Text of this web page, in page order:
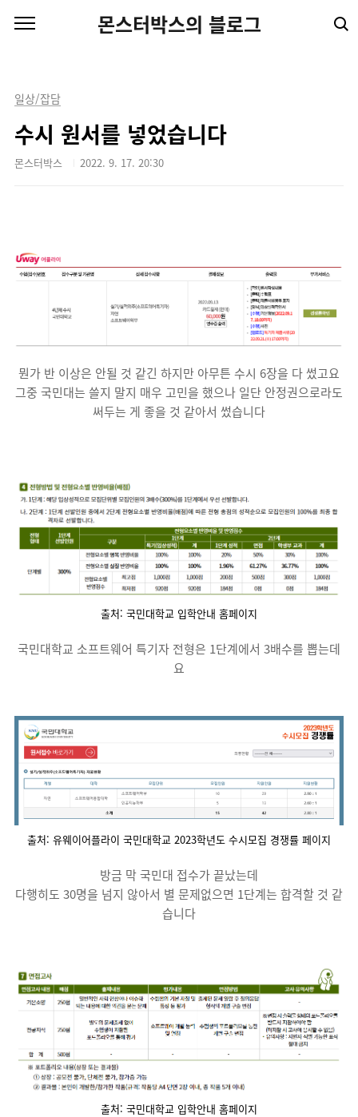
몬스터박스의 블로그
일상/잡담
수시 원서를 넣었습니다
몬스터박스 2022. 9. 17. 20:30
뭔가 반 이상은 안될 것 같긴 하지만 아무튼 수시 6장을 다 썼고요
그중 국민대는 쓸지 말지 매우 고민을 했으나 일단 안정권으로라도
써두는 게 좋을 것 같아서 썼습니다
출처: 국민대학교 입학안내 홈페이지
국민대학교 소프트웨어 특기자 전형은 1단계에서 3배수를 뽑는데
요
출처: 유웨이어플라이 국민대학교 2023학년도 수시모집 경쟁률 페이지
방금 막 국민대 접수가 끝났는데
다행히도 30명을 넘지 않아서 별 문제없으면 1단계는 합격할 것 같
습니다
출처: 국민대학교 입학안내 홈페이지